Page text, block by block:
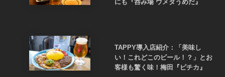
にも『呑み場 ウメダうめだ』
TAPPY導入店紹介：「美味し
い！これどこのビール！？」とお
客様も驚く味！梅田『ピチカ』